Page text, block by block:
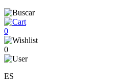
0
0
ES